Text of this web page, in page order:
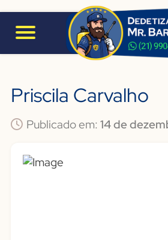
Priscila Carvalho
Publicado em:14 de